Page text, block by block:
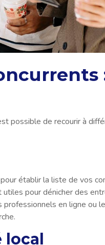
possible de recourir à
établir la liste de vos
pour dénicher des
en ligne ou
local